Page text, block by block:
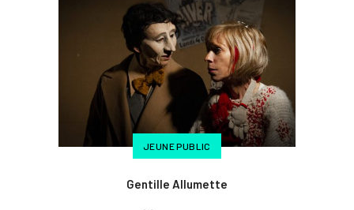
JEUNE PUBLIC
Gentille Allumette